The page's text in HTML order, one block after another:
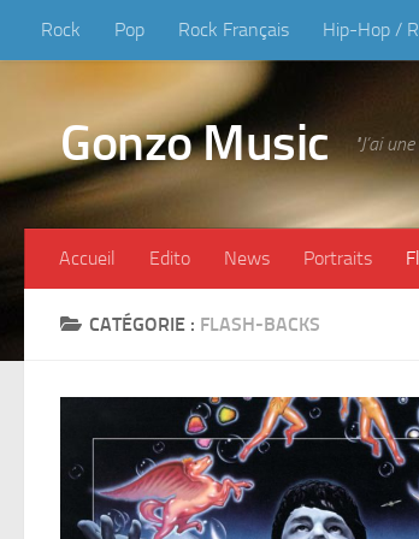
Skip to content
Rock Pop Rock Français Hip-Hop /
Gonzo Music "J’ai
Accueil Edito News Portraits
CATÉGORIE : FLASH-BACKS